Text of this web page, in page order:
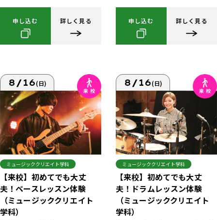
申し込む 詳しく見る 申し込む 詳しく見る
8/16(日)
ミュージッククリエイト学科
【来校】初めてでも大丈
夫！ベースレッスン体験
（ミュージッククリエイト
学科）
8/16(日)
ミュージッククリエイト学科
【来校】初めてでも大丈
夫！ドラムレッスン体験
（ミュージッククリエイト
学科）